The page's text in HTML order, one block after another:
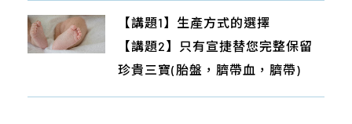
【講題1】產檢項目大解析,由成美
林醫師告訴您！
【講題2】貼心小加碼：別讓權利
【講題1】生產方式的選擇
【講題2】只有宣捷替您完整保留
珍貴三寶(胎盤，臍帶血，臍帶)
【講題1】孕期不適症狀與處理
【講題2】孕哺期營養重點全掌握
【講題3】只有宣捷替您完整保留
【講題1】無痛分娩
【講題2】只有宣捷替您完整保留
珍貴三寶(胎盤，臍帶血，臍帶)
【講題1】產前須知！自然產 V.S 剖
腹產與減痛分娩
【講題2】醫療科技新資源~新生兒
About
Us
活
動
宜
花
東